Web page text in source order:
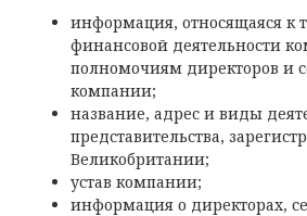
информация, относящаяся к
финансовой деятельности
полномочиям директоров и
компании;
название, адрес и виды
представительства,
Великобритании;
устав компании;
информация о директорах,